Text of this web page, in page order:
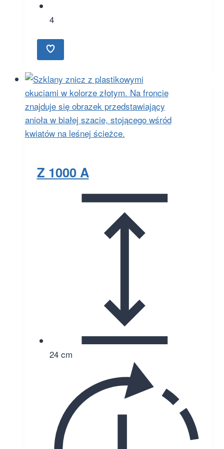
4
Z 1000 A
24 cm